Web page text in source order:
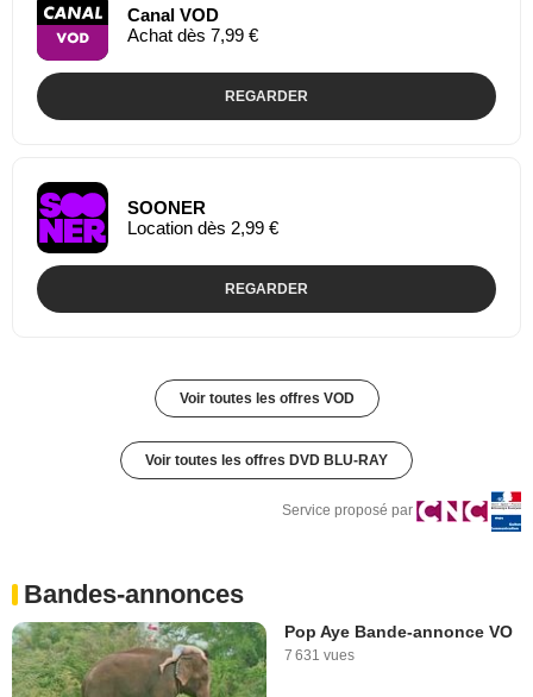
Canal VOD
Achat dès 7,99 €
REGARDER
SOONER
Location dès 2,99 €
REGARDER
Voir toutes les offres VOD
Voir toutes les offres DVD BLU-RAY
Service proposé par
Bandes-annonces
Pop Aye Bande-annonce VO
7 631 vues